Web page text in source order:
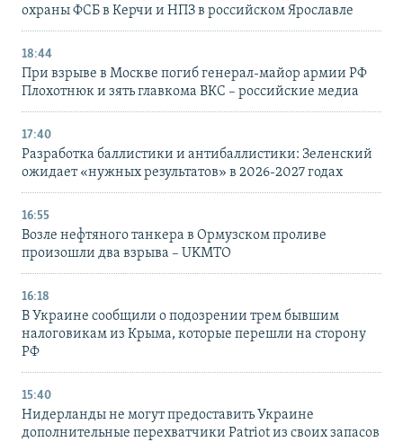
охраны ФСБ в Керчи и НПЗ в российском Ярославле
18:44
При взрыве в Москве погиб генерал-майор армии РФ
Плохотнюк и зять главкома ВКС – российские медиа
17:40
Разработка баллистики и антибаллистики: Зеленский
ожидает «нужных результатов» в 2026-2027 годах
16:55
Возле нефтяного танкера в Ормузском проливе
произошли два взрыва – UKMTO
16:18
В Украине сообщили о подозрении трем бывшим
налоговикам из Крыма, которые перешли на сторону
РФ
15:40
Нидерланды не могут предоставить Украине
дополнительные перехватчики Patriot из своих запасов